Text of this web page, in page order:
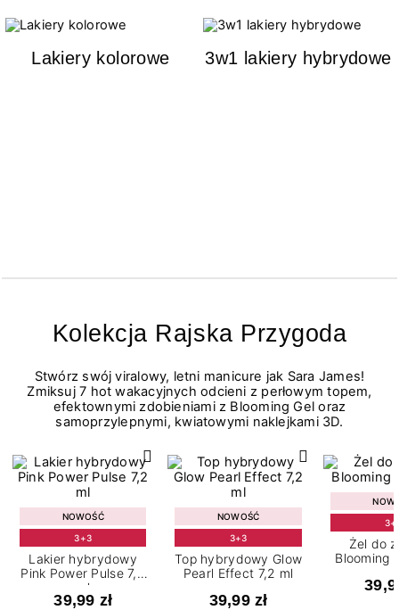
Lakiery kolorowe 3w1 lakiery hybrydowe
Kolekcja Rajska Przygoda
Stwórz swój viralowy, letni manicure jak Sara James!
Zmiksuj 7 hot wakacyjnych odcieni z perłowym topem,
efektownymi zdobieniami z Blooming Gel oraz
samoprzylepnymi, kwiatowymi naklejkami 3D.
NOWOŚĆ
3+3
Lakier hybrydowy
Pink Power Pulse 7,2
ml
39,99 zł
NOWOŚĆ
3+3
Top hybrydowy Glow
Pearl Effect 7,2 ml
39,99 zł
Żel do
Blooming